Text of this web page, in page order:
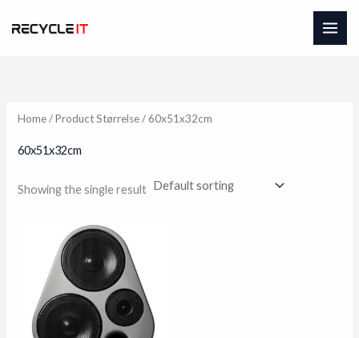
Home/ Product Størrelse / 60x51x32cm
60x51x32cm
Showing the single result